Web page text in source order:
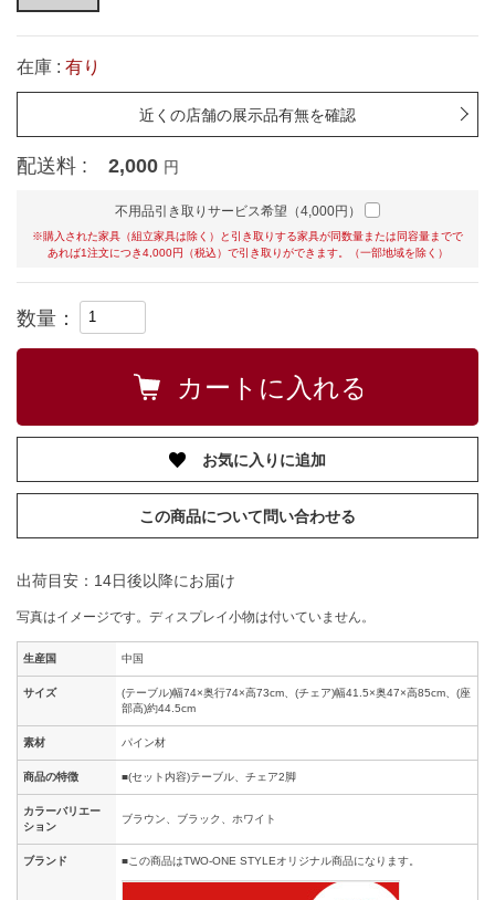
在庫 : 有り
近くの店舗の展示品有無を確認
配送料 : 2,000 円
不用品引き取りサービス希望（4,000円）
※購入された家具（組立家具は除く）と引き取りする家具が同数量または同容量までで
あれば1注文につき4,000円（税込）で引き取りができます。（一部地域を除く）
数量：
お気に入りに追加
この商品について問い合わせる
出荷目安：14日後以降にお届け
写真はイメージです。ディスプレイ小物は付いていません。
生産国 中国
サイズ
(テーブル)幅74×奥行74×高73cm、(チェア)幅41.5×奥47×高85cm、(座
部高)約44.5cm
素材 パイン材
商品の特徴 ■(セット内容)テーブル、チェア2脚
カラーバリエー
ション
ブラウン、ブラック、ホワイト
ブランド ■この商品はTWO-ONE STYLEオリジナル商品になります。